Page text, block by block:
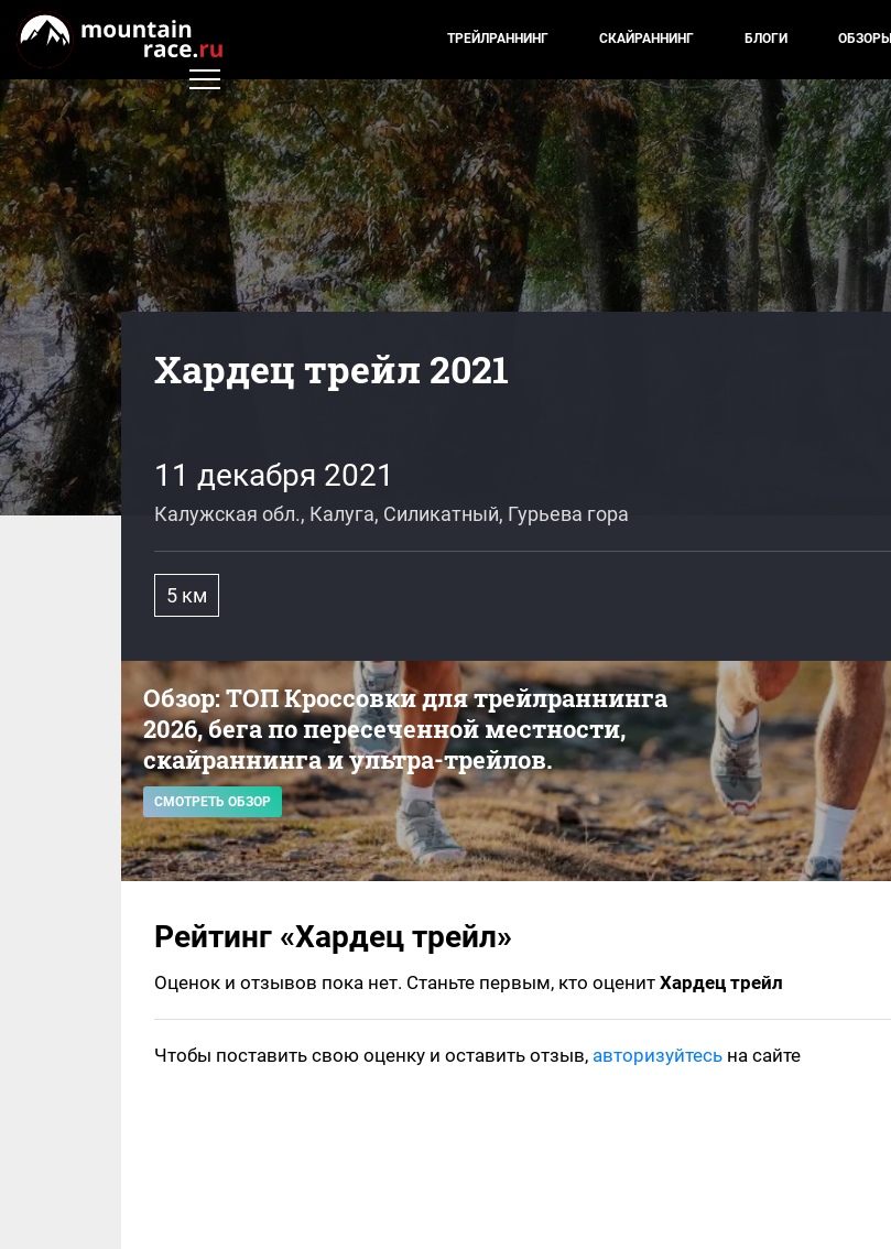
ТРЕЙЛРАННИНГ СКАЙРАННИНГ БЛОГИ ОБЗОРЫ
Хардец трейл 2021
11 декабря 2021
Калужская обл., Калуга, Силикатный, Гурьева гора
5 км
Обзор: ТОП Кроссовки для трейлраннинга
2026, бега по пересеченной местности,
скайраннинга и ультра-трейлов.
СМОТРЕТЬ ОБЗОР
Рейтинг «Хардец трейл»
Оценок и отзывов пока нет. Станьте первым, кто оценит Хардец трейл
Чтобы поставить свою оценку и оставить отзыв, авторизуйтесь на сайте